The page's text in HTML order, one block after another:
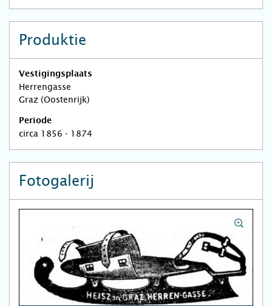
Produktie
Vestigingsplaats
Herrengasse
Graz (Oostenrijk)
Periode
circa 1856 - 1874
Fotogalerij